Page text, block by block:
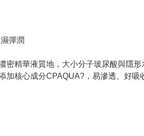
彈潤
密精華液質地，大小分子玻尿酸與隱
加核心成分CPAQUA?，易滲透、好